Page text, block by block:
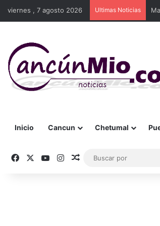
viernes , 7 agosto 2026 Ultimas Noticias
Inicio Cancun Chetumal
Facebook YouTubeInstagramPublicación al azar